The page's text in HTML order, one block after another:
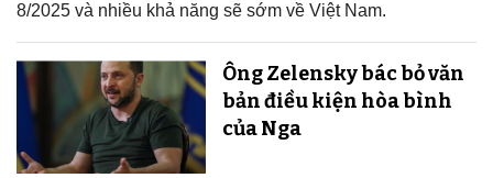
8/2025 và nhiều khả năng sẽ sớm về Việt Nam.
Ông Zelensky bác bỏ văn
bản điều kiện hòa bình
của Nga